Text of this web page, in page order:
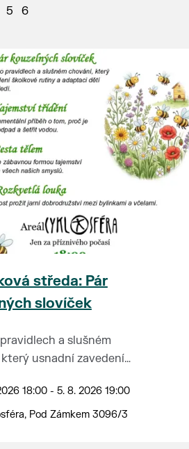
5 6
středa: Pár
slovíček
a slušném
usnadní zavedení
za příznivého počasí.
18:00 - 5. 8. 2026 19:00
Pod Zámkem 3096/3